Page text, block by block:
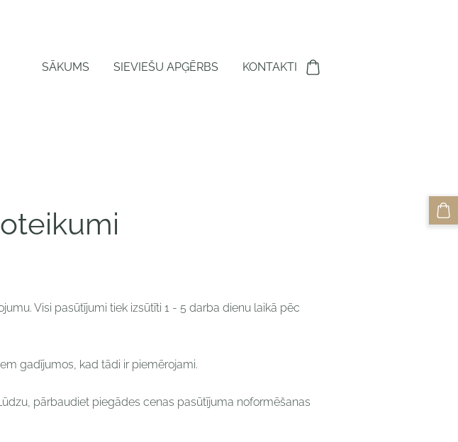
SĀKUMS SIEVIEŠU APĢĒRBS KONTAKTI
Visi pasūtījumi tiek izsūtīti 1 - 5 darba dienu laikā pēc
gadījumos, kad tādi ir piemērojami.
pārbaudiet piegādes cenas pasūtījuma noformēšanas